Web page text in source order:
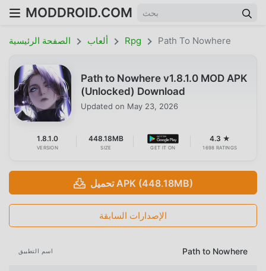
MODDROID.COM
الصفحة الرئيسية ألعاب Rpg Path To Nowhere
Path to Nowhere v1.8.1.0 MOD APK
(Unlocked) Download
Updated on May 23, 2026
1.8.1.0
VERSION
448.18MB
SIZE GET IT ON
4.3 ★
1698 RATINGS
تحميل APK (448.18MB)
الإصدارات السابقة
اسم التطبيق Path to Nowhere